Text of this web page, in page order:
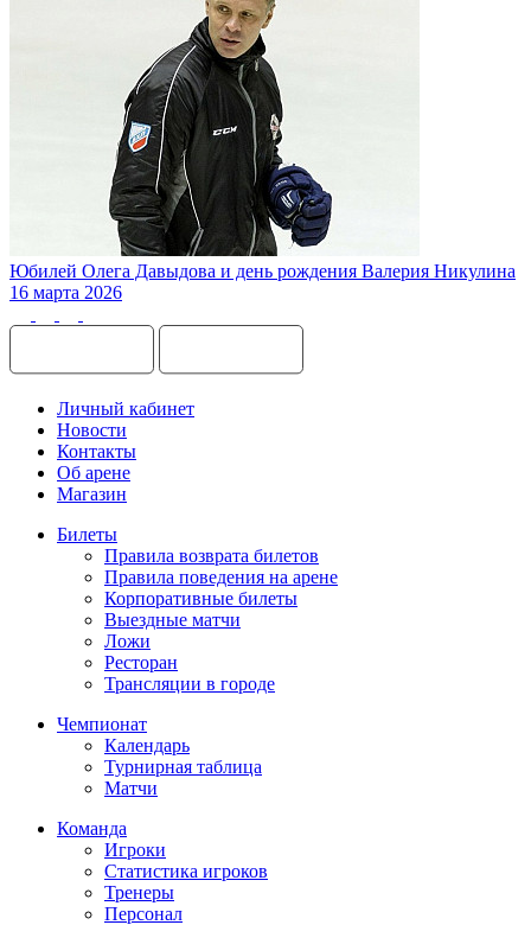
Юбилей Олега Давыдова и день рождения Валерия Никулина
16 марта 2026
Личный кабинет
Новости
Контакты
Об арене
Магазин
Билеты
Правила возврата билетов
Правила поведения на арене
Корпоративные билеты
Выездные матчи
Ложи
Ресторан
Трансляции в городе
Чемпионат
Календарь
Турнирная таблица
Матчи
Команда
Игроки
Статистика игроков
Тренеры
Персонал